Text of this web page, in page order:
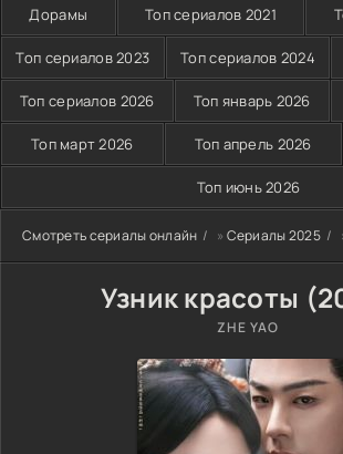
Дорамы Топ сериалов 2021
Топ сериалов 2023 Топ сериалов 2024
Топ сериалов 2026 Топ январь 2026
Топ март 2026 Топ апрель 2026
Топ июнь 2026
Смотреть сериалы онлайн » Сериалы 2025
Узник красоты
ZHE YAO